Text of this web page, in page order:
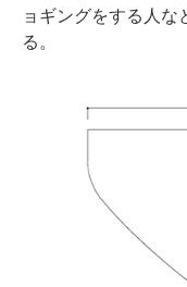
ョギングをする人
る。